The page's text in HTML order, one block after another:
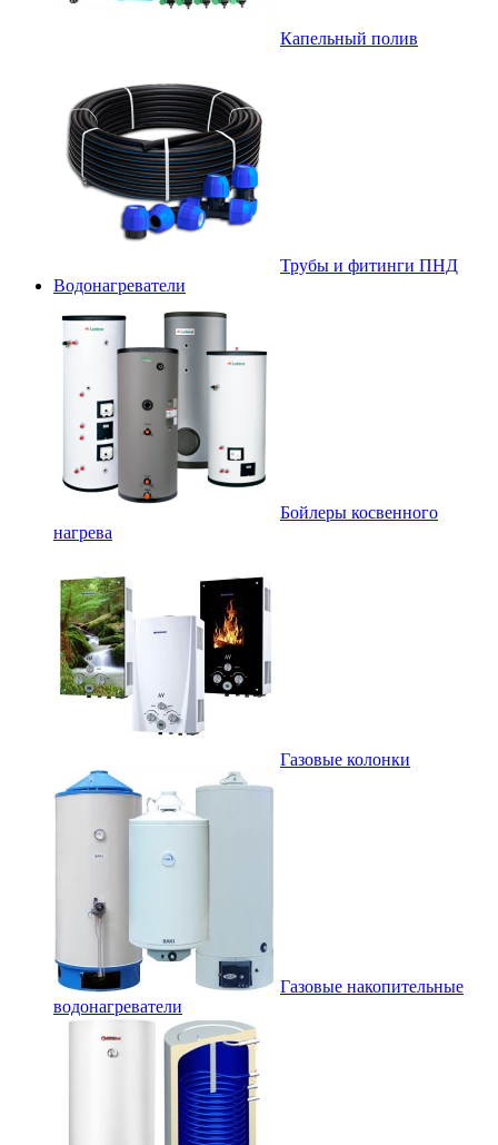
Капельный полив
Трубы и фитинги ПНД
Водонагреватели
Бойлеры косвенного
нагрева
Газовые колонки
Газовые накопительные
водонагреватели